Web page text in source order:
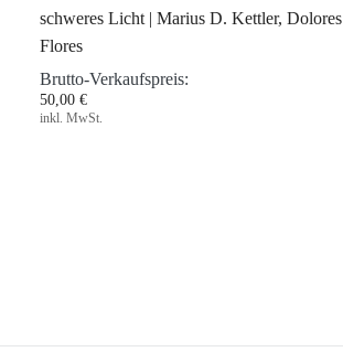
schweres Licht | Marius D. Kettler, Dolores
Flores
Brutto-Verkaufspreis:
50,00 €
inkl. MwSt.